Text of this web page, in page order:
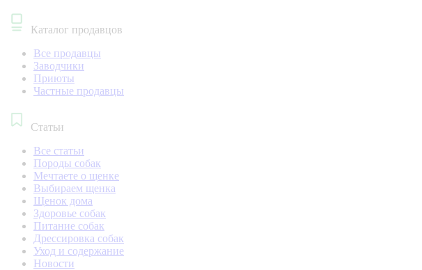
Каталог продавцов
Все продавцы
Заводчики
Приюты
Частные продавцы
Статьи
Все статьи
Породы собак
Мечтаете о щенке
Выбираем щенка
Щенок дома
Здоровье собак
Питание собак
Дрессировка собак
Уход и содержание
Новости